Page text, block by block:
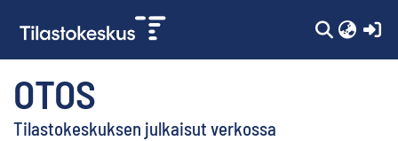
OTOS
Tilastokeskuksen julkaisut verkossa